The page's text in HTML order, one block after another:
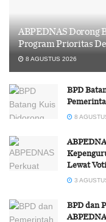
ABPEDNAS Dorong
Program Prioritas
8 AGUSTUS 2026
BPD
8
Lewat
3
BPD dan